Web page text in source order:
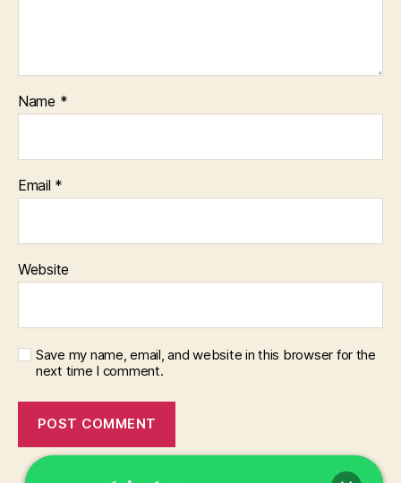
Name *
Email *
Website
Save my name, email, and website in this browser for the
next time I comment.